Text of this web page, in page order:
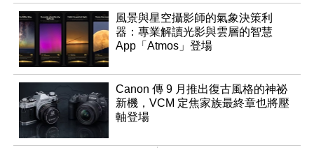
風景與星空攝影師的氣象決策利
器：專業解讀光影與雲層的智慧
App「Atmos」登場
Canon 傳 9 月推出復古風格的神祕
新機，VCM 定焦家族最終章也將壓
軸登場